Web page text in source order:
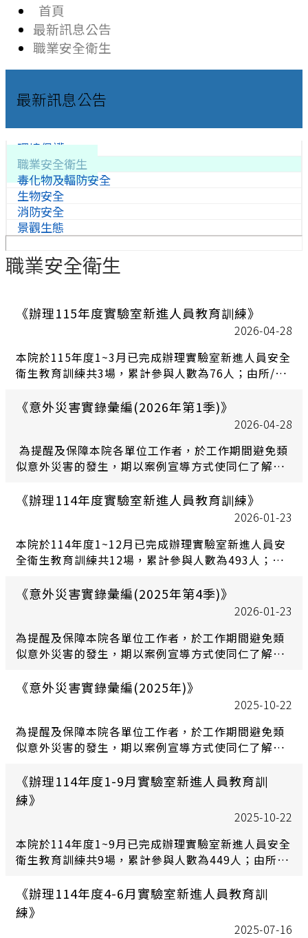
首頁
最新訊息公告
職業安全衛生
最新訊息公告
環境保護
職業安全衛生
毒化物及輻防安全
生物安全
消防安全
景觀生態
職業安全衛生
《辦理115年度實驗室新進人員教育訓練》
2026-04-28
本院於115年度1~3月已完成辦理實驗室新進人員安全
衛生教育訓練共3場，累計參與人數為76人；由所/中
課程、31人完成英文訓練課程。為使院內實驗室新進
人員熟悉基本實驗室安全衛生知識，每月均舉辦至少1
進人員踴躍參加。
《意外災害實錄彙編(2026年第1季)》
2026-04-28
為提醒及保障本院各單位工作者，於工作期間避免類
似意外災害的發生，期以案例宣導方式使同仁了解相
《辦理114年度實驗室新進人員教育訓練》
2026-01-23
本院於114年度1~12月已完成辦理實驗室新進人員安
全衛生教育訓練共12場，累計參與人數為493人；由
文訓練課程、282人完成英文訓練課程。為使院內實
驗室新進人員熟悉基本實驗室安全衛生知識，每月均
位實驗室新進人員踴躍參加。
《意外災害實錄彙編(2025年第4季)》
2026-01-23
為提醒及保障本院各單位工作者，於工作期間避免類
似意外災害的發生，期以案例宣導方式使同仁了解相
《意外災害實錄彙編(2025年)》
2025-10-22
為提醒及保障本院各單位工作者，於工作期間避免類
似意外災害的發生，期以案例宣導方式使同仁了解相
《辦理114年度1-9月實驗室新進人員教育訓
練》
2025-10-22
本院於114年度1~9月已完成辦理實驗室新進人員安全
衛生教育訓練共9場，累計參與人數為449人；由所/
訓練課程、188人完成英文訓練課程。為使院內實驗
室新進人員熟悉基本實驗室安全衛生知識，每月均舉
辦至少1場次6小時之安全衛生教育訓練，歡迎各單位
《辦理114年度4-6月實驗室新進人員教育訓
練》
2025-07-16